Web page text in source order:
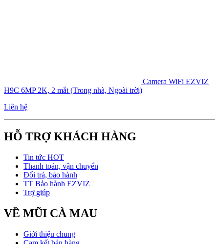
Camera WiFi EZVIZ
H9C 6MP 2K, 2 mắt (Trong nhà, Ngoài trời)
Liên hệ
HỖ TRỢ KHÁCH HÀNG
Tin tức HOT
Thanh toán, vận chuyển
Đổi trả, bảo hành
TT Bảo hành EZVIZ
Trợ giúp
VỀ MŨI CÀ MAU
Giới thiệu chung